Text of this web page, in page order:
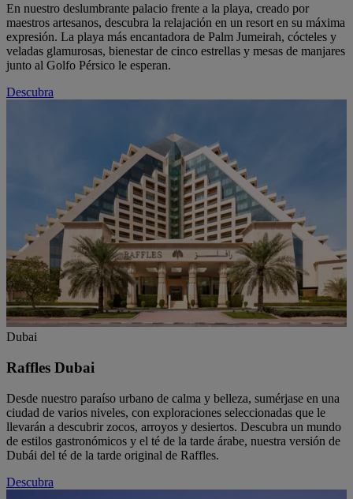
En nuestro deslumbrante palacio frente a la playa, creado por
maestros artesanos, descubra la relajación en un resort en su máxima
expresión. La playa más encantadora de Palm Jumeirah, cócteles y
veladas glamurosas, bienestar de cinco estrellas y mesas de manjares
junto al Golfo Pérsico le esperan.
Descubra
Dubai
Raffles Dubai
Desde nuestro paraíso urbano de calma y belleza, sumérjase en una
ciudad de varios niveles, con exploraciones seleccionadas que le
llevarán a descubrir zocos, arroyos y desiertos. Descubra un mundo
de estilos gastronómicos y el té de la tarde árabe, nuestra versión de
Dubái del té de la tarde original de Raffles.
Descubra